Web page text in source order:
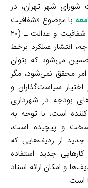
شورای شهر تهران، در
با موضوع «شفافیت
بودجه» ـ به میزبانی موسسه دیده بان شفافیت و عدالت ـ (۲۰
بودجه، انتشار عملکرد برخط
می‌شود که بتوان
محقق نمی‌شود، مگر
سیاست‌گذاران و
بودجه در شهرداری
است، با توجه به
سخت و پیچیده است،
از ردیف‌هایی که
جدید استفاده
و امکان ارائه اسناد
است.